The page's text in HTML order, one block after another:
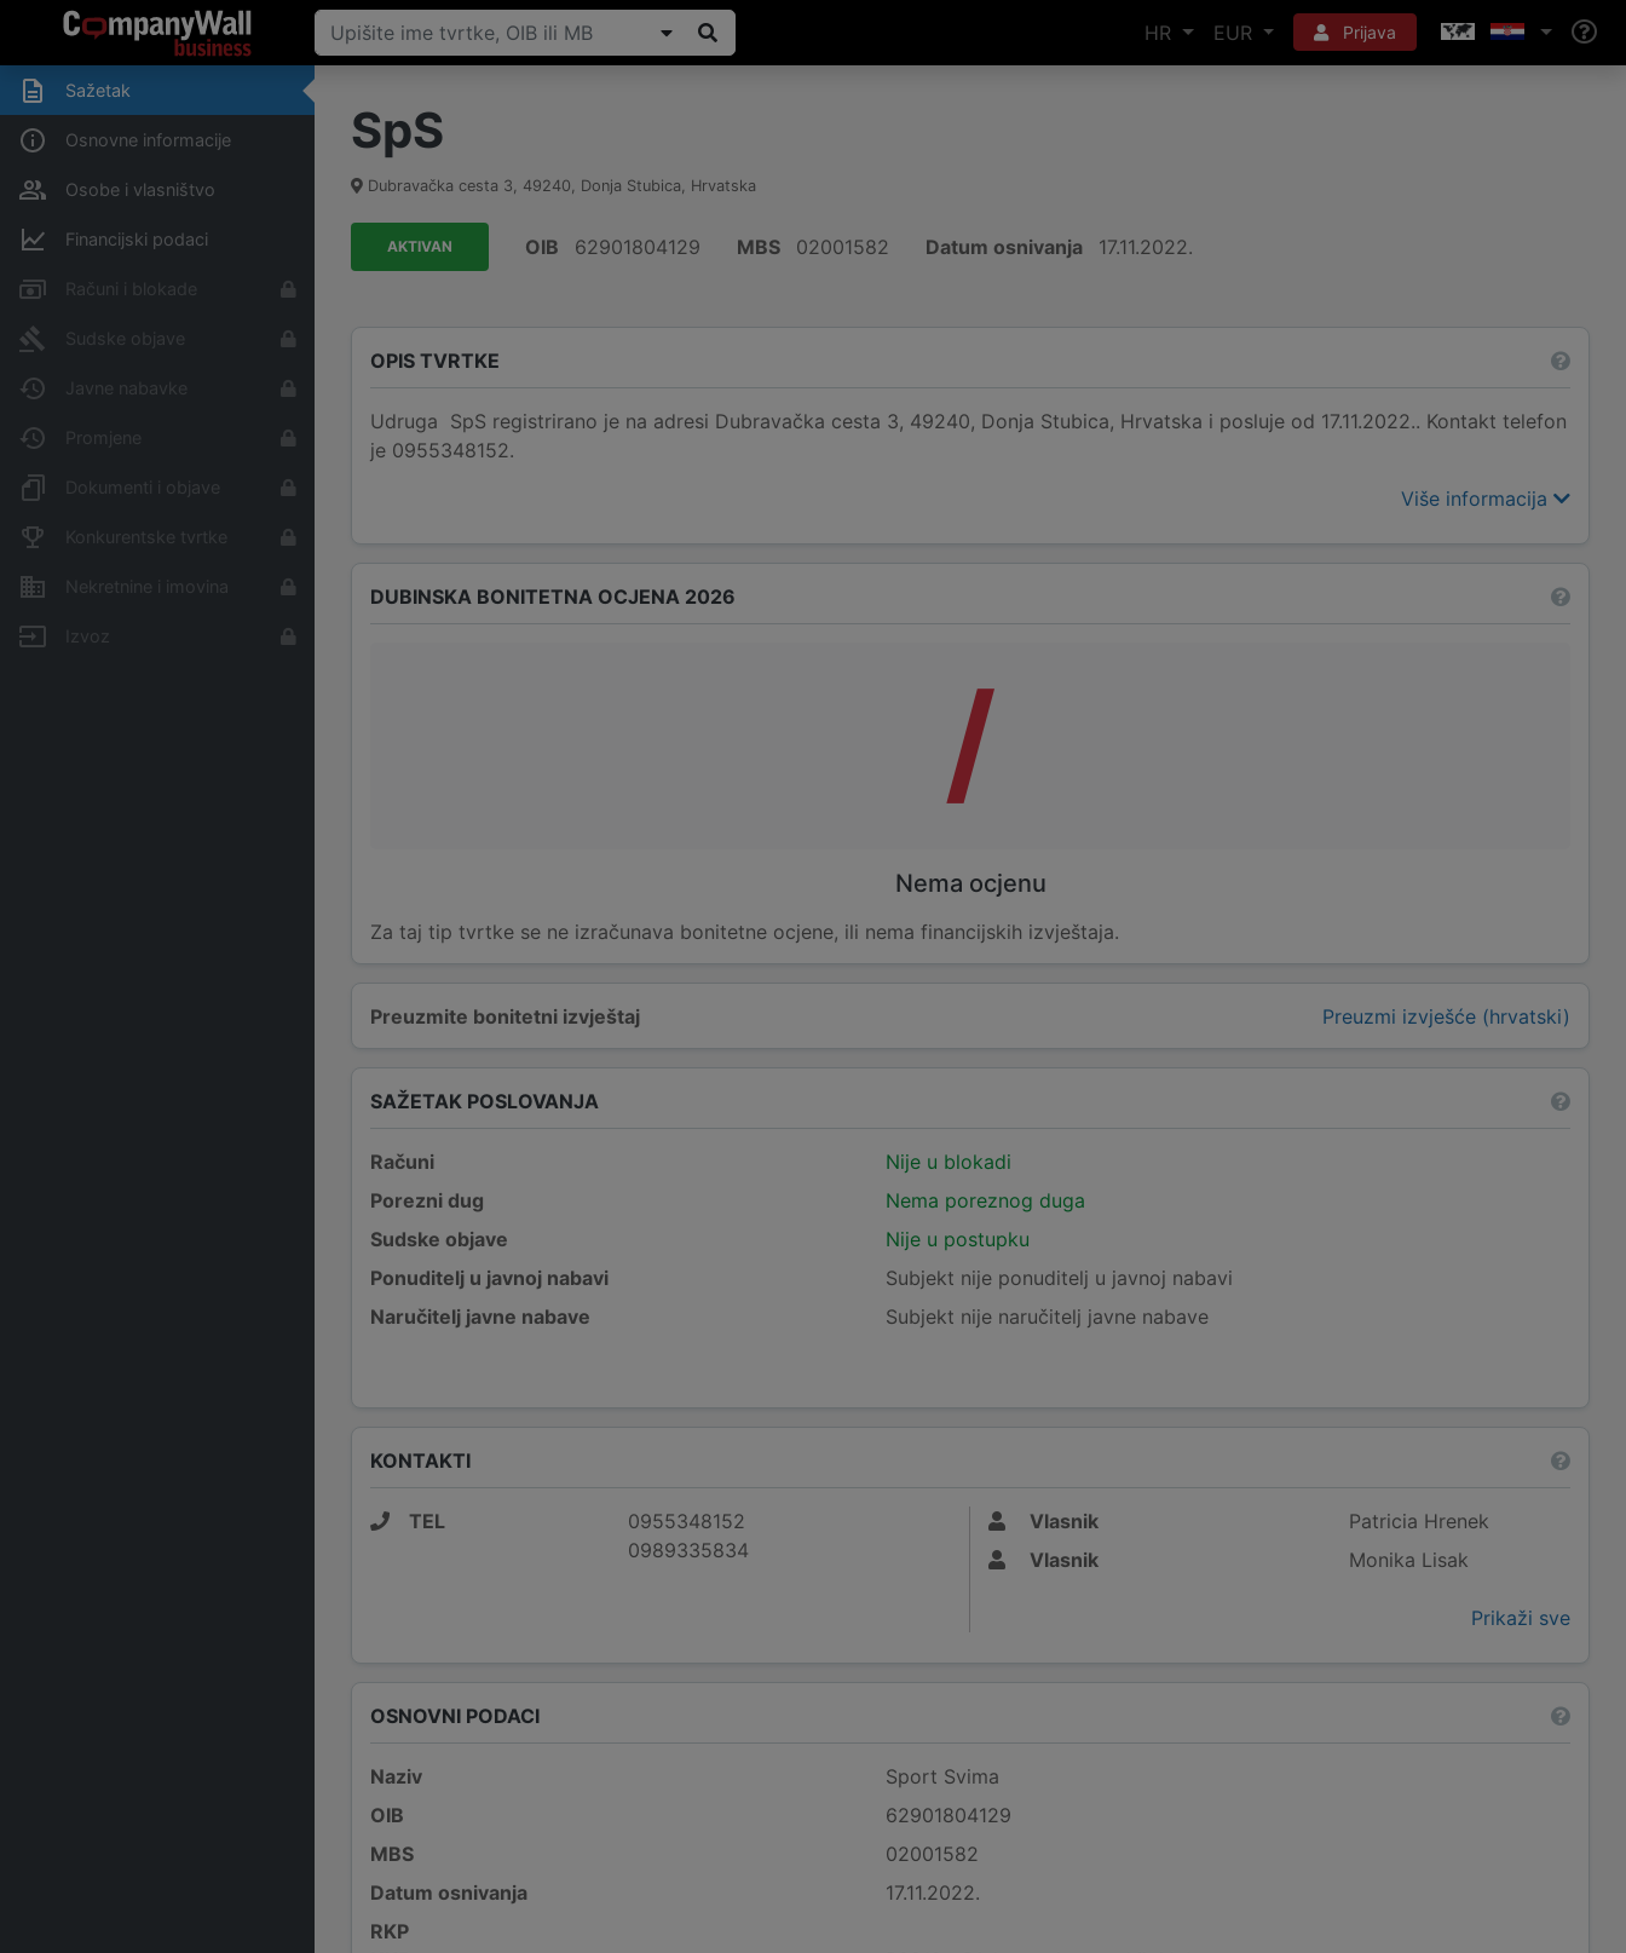
HR EUR Prijava
Sažetak
Osnovne informacije
Osobe i vlasništvo
Financijski podaci
Računi i blokade
Sudske objave
Javne nabavke
Promjene
Dokumenti i objave
Konkurentske tvrtke
Nekretnine i imovina
Izvoz
SpS
Dubravačka cesta 3, 49240, Donja Stubica, Hrvatska
AKTIVAN OIB 62901804129 MBS 02001582 Datum osnivanja 17.11.2022.
OPIS TVRTKE
Udruga SpS registrirano je na adresi Dubravačka cesta 3, 49240, Donja Stubica, Hrvatska i posluje od 17.11.2022.. Kontakt telefon
je 0955348152.
Više informacija
Preuzmite bonitetni izvještaj Preuzmi izvješće (hrvatski)
DUBINSKA BONITETNA OCJENA 2026
/
Nema ocjenu
Za taj tip tvrtke se ne izračunava bonitetne ocjene, ili nema financijskih izvještaja.
SAŽETAK POSLOVANJA
Računi
Nije u blokadi
Porezni dug
Nema poreznog duga
Sudske objave
Nije u postupku
Ponuditelj u javnoj nabavi
Subjekt nije ponuditelj u javnoj nabavi
Naručitelj javne nabave
Subjekt nije naručitelj javne nabave
KONTAKTI
TEL
0955348152
0989335834
Vlasnik
Patricia Hrenek
Vlasnik
Monika Lisak
Prikaži sve
OSNOVNI PODACI
Naziv
Sport Svima
OIB
62901804129
MBS
02001582
Datum osnivanja
17.11.2022.
RKP